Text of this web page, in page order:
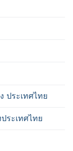
ประเทศไทย
ระเทศไทย